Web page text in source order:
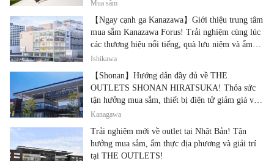
Mua sắm
【Ngay cạnh ga Kanazawa】Giới thiệu trung tâm
mua sắm Kanazawa Forus! Trải nghiệm cùng lúc
các thương hiệu nổi tiếng, quà lưu niệm và ẩm
thực địa phương
Ishikawa
【Shonan】Hướng dẫn đầy đủ về THE
OUTLETS SHONAN HIRATSUKA! Thỏa sức
tận hưởng mua sắm, thiết bị điện tử giảm giá và
ẩm thực địa phương tại cùng một địa điểm!
Kanagawa
Trải nghiệm mới về outlet tại Nhật Bản! Tận
hưởng mua sắm, ẩm thực địa phương và giải trí
tại THE OUTLETS!